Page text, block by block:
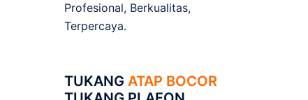
Profesional, Berkualitas,
Terpercaya.
TUKANG ATAP BOCOR